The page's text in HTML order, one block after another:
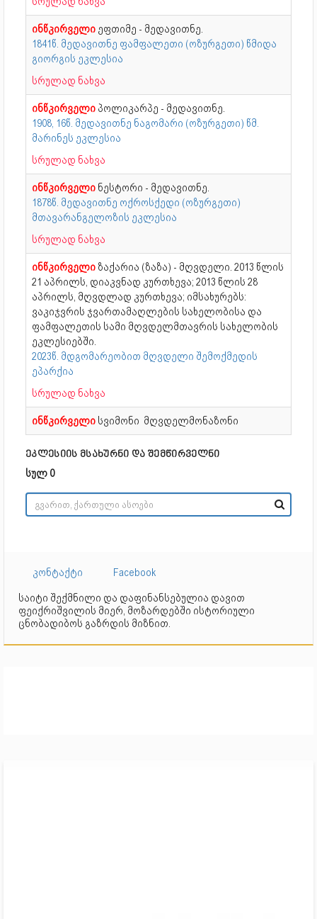
ინწკირველი ეფთიმე - მედავითნე.
1841წ. მედავითნე ფამფალეთი (ოზურგეთი) წმიდა
გიორგის ეკლესია
სრულად ნახვა
ინწკირველი პოლიკარპე - მედავითნე.
1908, 16წ. მედავითნე ნაგომარი (ოზურგეთი) წმ.
მარინეს ეკლესია
სრულად ნახვა
ინწკირველი ნესტორი - მედავითნე.
1878წ. მედავითნე ოქროსქედი (ოზურგეთი)
მთავარანგელოზის ეკლესია
სრულად ნახვა
ინწკირველი ზაქარია (ზაზა) - მღვდელი. 2013 წლის
21 აპრილს, დიაკვნად კურთხევა; 2013 წლის 28
აპრილს, მღვდლად კურთხევა; იმსახურებს:
ვაკიჯვრის ჯვართამაღლების სახელობისა და
ფამფალეთის სამი მღვდელმთავრის სახელობის
ეკლესიებში.
2023წ. მდგომარეობით მღვდელი შემოქმედის
ეპარქია
სრულად ნახვა
ინწკირველი სვიმონი მღვდელმონაზონი
ეკლესიის მსახურნი და შემწირველნი
სულ 0
კონტაქტი
Facebook
საიტი შექმნილი და დაფინანსებულია დავით
ფეიქრიშვილის მიერ, მოზარდებში ისტორიული
ცნობადიბოს გაზრდის მიზნით.